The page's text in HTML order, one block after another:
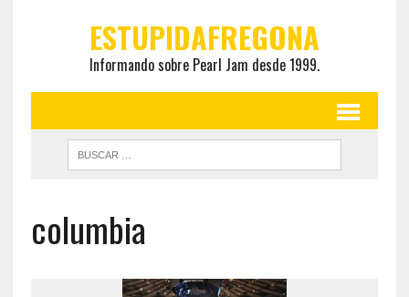
ESTUPIDAFREGONA
Informando sobre Pearl Jam desde 1999.
columbia